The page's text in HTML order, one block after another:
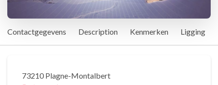
Contactgegevens Description Kenmerken Ligging
73210 Plagne-Montalbert